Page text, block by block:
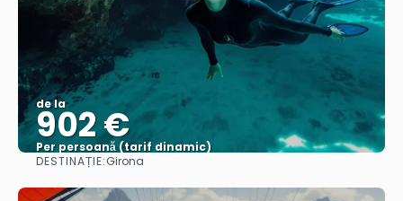
de la
902 €
Per persoană (tarif dinamic)
DESTINAȚIE:Girona